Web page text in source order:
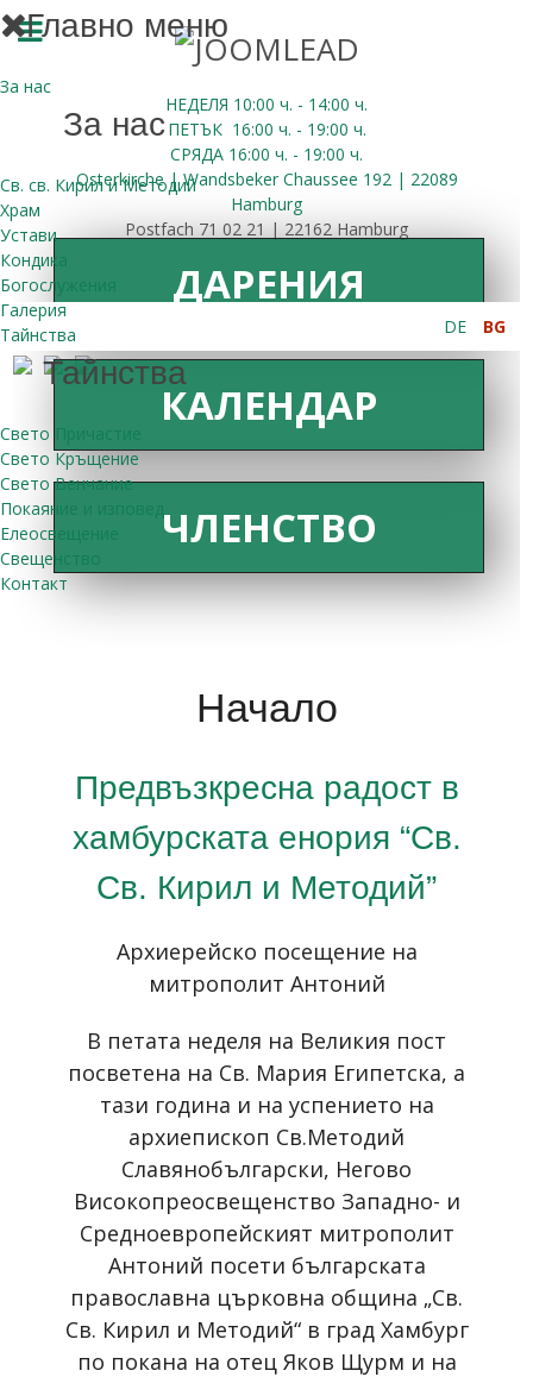
НЕДЕЛЯ 10:00 ч. - 14:00 ч.
ПЕТЪК 16:00 ч. - 19:00 ч.
СРЯДА 16:00 ч. - 19:00 ч.
Osterkirche | Wandsbeker Chaussee 192 | 22089
Hamburg
Postfach 71 02 21 | 22162 Hamburg
Главно меню
За нас
За нас
Св. св. Кирил и Методий
Храм
Устави
Кондика
Богослужения
Галерия
Тайнства
Тайнства
Свето Причастие
Свето Кръщение
Свето Венчание
Покаяние и изповед
Елеосвещение
Свещенство
Контакт
DE BG
ДАРЕНИЯ
КАЛЕНДАР
ЧЛЕНСТВО
Начало
Предвъзкресна радост в
хамбурската енория “Св.
Св. Кирил и Методий”
Архиерейско посещение на
митрополит Антоний
В петата неделя на Великия пост
посветена на Св. Мария Египетска, а
тази година и на успението на
архиепископ Св.Методий
Славянобългарски, Негово
Високопреосвещенство Западно- и
Средноевропейският митрополит
Антоний посети българската
православна църковна община „Св.
Св. Кирил и Методий“ в град Хамбург
по покана на отец Яков Щурм и на